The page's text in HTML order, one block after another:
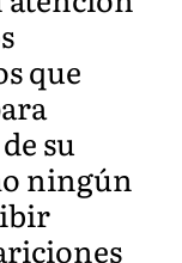
que
su
ningún